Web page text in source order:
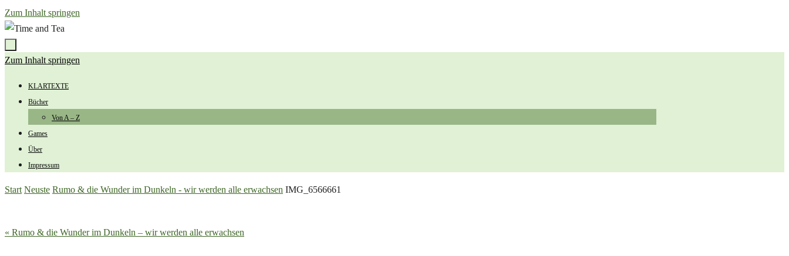
Zum Inhalt springen
Zum Inhalt springen
KLARTEXTE
Bücher
Von A – Z
Games
Über
Impressum
Start Neuste Rumo & die Wunder im Dunkeln - wir werden alle erwachsen IMG_6566661
« Rumo & die Wunder im Dunkeln – wir werden alle erwachsen